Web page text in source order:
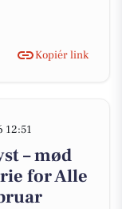
Kopiér link
12:51
– mød
for Alle